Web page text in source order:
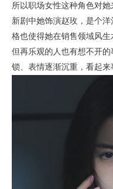
所以职场女性这种角色对她
新剧中她饰演赵玫，是个
格也使得她在销售领域风生
但再乐观的人也有想不开
锁、表情逐渐沉重，看起来